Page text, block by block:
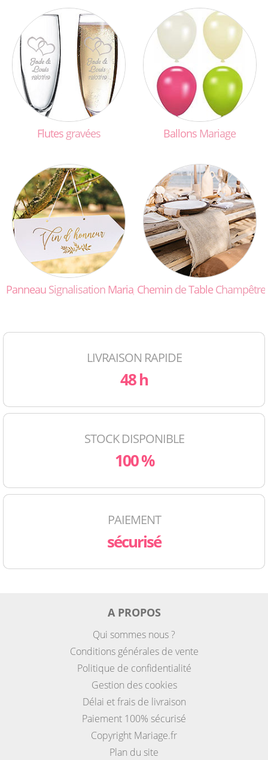
Flutes gravées Ballons Mariage
Panneau Signalisation MariageChemin deTable Champêtre
LIVRAISON RAPIDE
48 h
STOCK DISPONIBLE
100 %
PAIEMENT
sécurisé
A PROPOS
Qui sommes nous ?
Conditions générales de vente
Politique de confidentialité
Gestion des cookies
Délai et frais de livraison
Paiement 100% sécurisé
Copyright Mariage.fr
Plan du site